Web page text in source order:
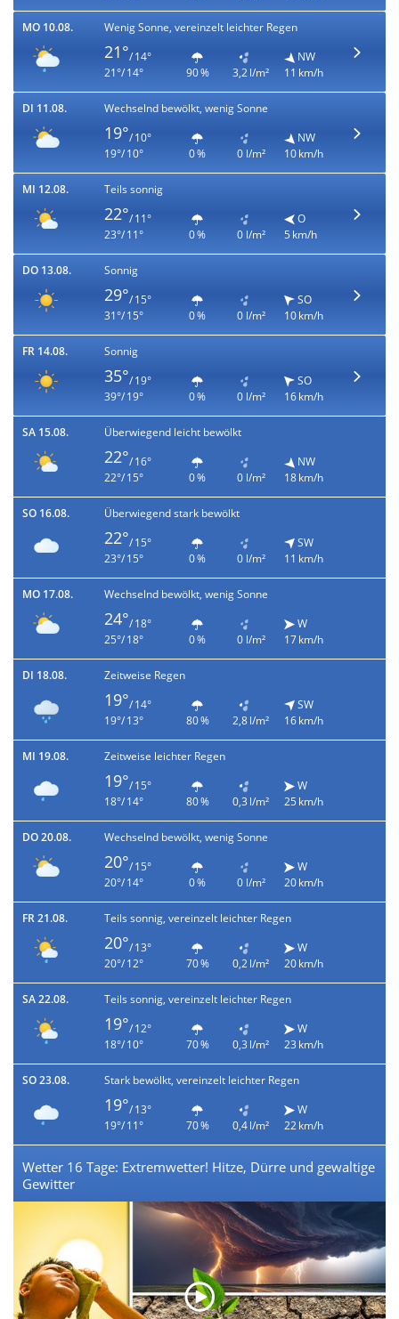
MO 10.08. Wenig Sonne, vereinzelt leichter Regen
21°/ 14°
21°/ 14°
90 % 3,2 l/m²
NW
11 km/h
DI 11.08. Wechselnd bewölkt, wenig Sonne
19°/ 10°
19°/ 10°
0 % 0 l/m²
NW
10 km/h
MI 12.08. Teils sonnig
22°/ 11°
23°/ 11°
0 % 0 l/m²
O
5 km/h
DO 13.08. Sonnig
29°/ 15°
31°/ 15°
0 % 0 l/m²
SO
10 km/h
FR 14.08. Sonnig
35°/ 19°
39°/ 19°
0 % 0 l/m²
SO
16 km/h
SA 15.08. Überwiegend leicht bewölkt
22°/ 16°
22°/ 15°
0 % 0 l/m²
NW
18 km/h
SO 16.08. Überwiegend stark bewölkt
22°/ 15°
23°/ 15°
0 % 0 l/m²
SW
11 km/h
MO 17.08. Wechselnd bewölkt, wenig Sonne
24°/ 18°
25°/ 18°
0 % 0 l/m²
W
17 km/h
DI 18.08. Zeitweise Regen
19°/ 14°
19°/ 13°
80 % 2,8 l/m²
SW
16 km/h
MI 19.08. Zeitweise leichter Regen
19°/ 15°
18°/ 14°
80 % 0,3 l/m²
W
25 km/h
DO 20.08. Wechselnd bewölkt, wenig Sonne
20°/ 15°
20°/ 14°
0 % 0 l/m²
W
20 km/h
FR 21.08. Teils sonnig, vereinzelt leichter Regen
20°/ 13°
20°/ 12°
70 % 0,2 l/m²
W
20 km/h
SA 22.08. Teils sonnig, vereinzelt leichter Regen
19°/ 12°
18°/ 10°
70 % 0,3 l/m²
W
23 km/h
SO 23.08. Stark bewölkt, vereinzelt leichter Regen
19°/ 13°
19°/ 11°
70 % 0,4 l/m²
W
22 km/h
Wetter 16 Tage: Extremwetter! Hitze, Dürre und gewaltige
Gewitter